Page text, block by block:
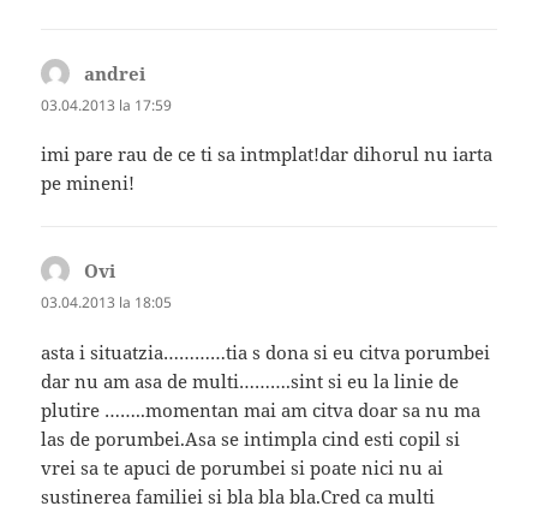
andrei
03.04.2013 la 17:59
imi pare rau de ce ti sa intmplat!dar dihorul nu iarta
pe mineni!
Ovi
03.04.2013 la 18:05
asta i situatzia…………tia s dona si eu citva porumbei
dar nu am asa de multi……….sint si eu la linie de
plutire ……..momentan mai am citva doar sa nu ma
las de porumbei.Asa se intimpla cind esti copil si
vrei sa te apuci de porumbei si poate nici nu ai
sustinerea familiei si bla bla bla.Cred ca multi